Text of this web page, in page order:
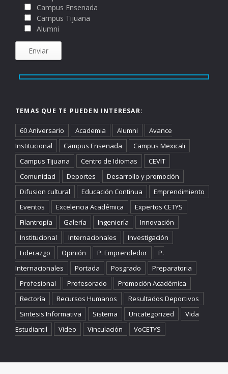
Campus Ensenada
Campus Tijuana
Alumni
TEMAS QUE TE PUEDEN INTERESAR:
60 Aniversario Academia Alumni
Avance
Institucional
Campus Ensenada
Campus Mexicali
Campus Tijuana
Centro de Idiomas
CEVIT
Comunidad
Deportes
Desarrollo y promoción
Difusion cultural
Educación Continua
Emprendimiento
Eventos
Excelencia Académica
Expertos CETYS
Filantropía
Galería Ingeniería
Innovación
Institucional
Internacionales
Investigación
Liderazgo
Opinión P. Emprendedor
P.
Internacionales
Portada Posgrado
Preparatoria
Profesional
Profesorado
Promoción Académica
Rectoría
Recursos Humanos
Resultados Deportivos
Sintesis Informativa
Sistema Uncategorized
Vida
Estudiantil
Video Vinculación VoCETYS